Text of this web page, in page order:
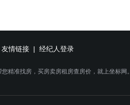
友情链接 | 经纪人登录
精准找房，买房卖房租房查房价，就上坐标网。